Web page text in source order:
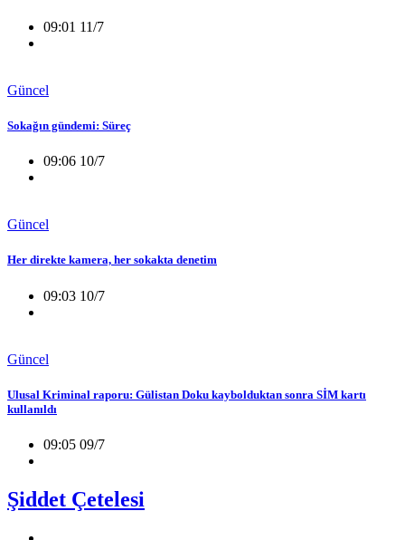
09:01 11/7
Güncel
Sokağın gündemi: Süreç
09:06 10/7
Güncel
Her direkte kamera, her sokakta denetim
09:03 10/7
Güncel
Ulusal Kriminal raporu: Gülistan Doku kaybolduktan sonra SİM kartı
kullanıldı
09:05 09/7
Şiddet Çetelesi